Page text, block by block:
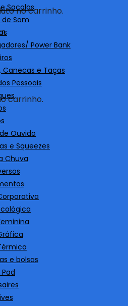
no carrinho.
carrinho.
Sacolas
de Som
Power Bank
Canecas e Taças
Pessoais
Ouvido
e Squeezes
Chuva
e bolsas